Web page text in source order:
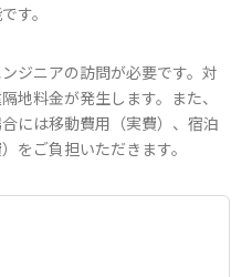
す。
ジニアの訪問が必要です。対
地料金が発生します。また、
には移動費用（実費）、宿泊
をご負担いただきます。